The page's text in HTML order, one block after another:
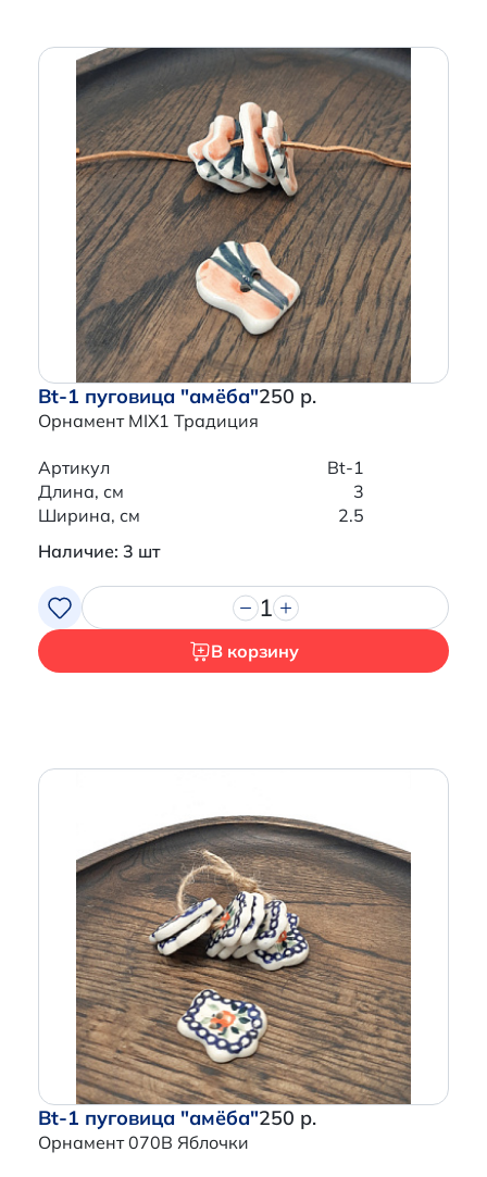
Продолжить покупки
Перейти в корзину
Bt-1 пуговица "амёба"
Орнамент MIX1 Традиция
250 р.
Артикул
Bt-1
Длина, см
3
Ширина, см
2.5
Наличие: 3 шт
1
В корзину
Bt-1 пуговица "амёба"
Орнамент 070B Яблочки
250 р.